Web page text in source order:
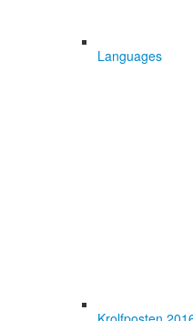
Languages